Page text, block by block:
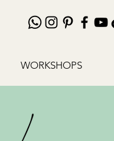
WORKSHOPS